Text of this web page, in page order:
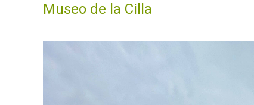
Museo de la Cilla